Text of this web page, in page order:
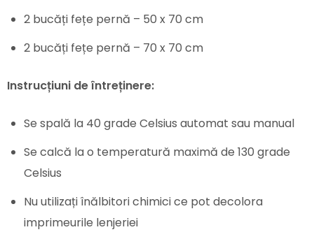
2 bucăți fețe pernă – 50 x 70 cm
2 bucăți fețe pernă – 70 x 70 cm
Instrucțiuni de întreținere:
Se spală la 40 grade Celsius automat sau manual
Se calcă la o temperatură maximă de 130 grade
Celsius
Nu utilizați înălbitori chimici ce pot decolora
imprimeurile lenjeriei